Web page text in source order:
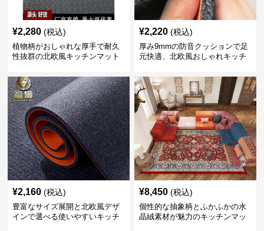
¥2,280 (税込)
植物柄がおしゃれな厚手で耐久
性抜群の北欧風キッチンマット
¥2,220 (税込)
厚み9mmの防音クッションで足
元快適、北欧風おしゃれキッチ
¥2,160 (税込)
豊富なサイズ展開と北欧風デザ
インで選べる使いやすいキッチ
¥8,450 (税込)
個性的な抽象柄とふかふかの水
晶絨素材が魅力のキッチンマッ